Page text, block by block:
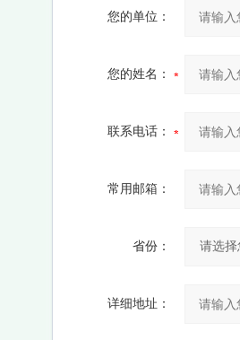
您的单位：
您的姓名：
联系电话：
常用邮箱：
省份：
详细地址：